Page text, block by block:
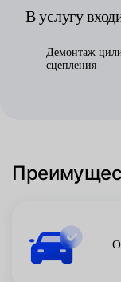
В услугу
Демонтаж
сцепления